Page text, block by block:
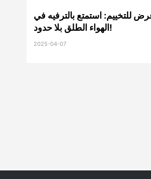
للتخييم: استمتع بالترفيه في
الهواء الطلق بلا حدود!
2025-04-07